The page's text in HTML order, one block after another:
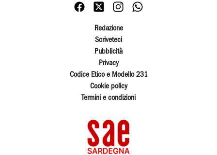
Redazione
Scriveteci
Pubblicità
Privacy
Codice Etico e Modello 231
Cookie policy
Termini e condizioni